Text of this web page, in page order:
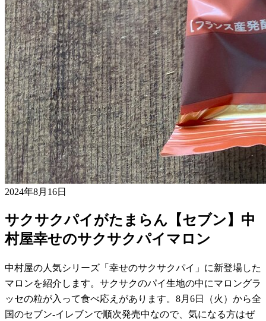
2024年8月16日
サクサクパイがたまらん【セブン】中
村屋幸せのサクサクパイマロン
中村屋の人気シリーズ「幸せのサクサクパイ」に新登場した
マロンを紹介します。サクサクのパイ生地の中にマロングラ
ッセの粒が入って食べ応えがあります。8月6日（火）から全
国のセブン-イレブンで順次発売中なので、気になる方はぜ